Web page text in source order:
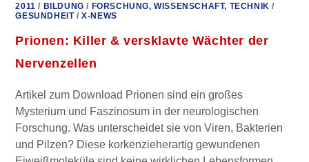
2011 / BILDUNG / FORSCHUNG, WISSENSCHAFT, TECHNIK /
GESUNDHEIT/X-NEWS
Prionen: Killer & versklavte Wächter der
Nervenzellen
Artikel zum Download Prionen sind ein großes
Mysterium und Faszinosum in der neurologischen
Forschung. Was unterscheidet sie von Viren, Bakterien
und Pilzen? Diese korkenzieherartig gewundenen